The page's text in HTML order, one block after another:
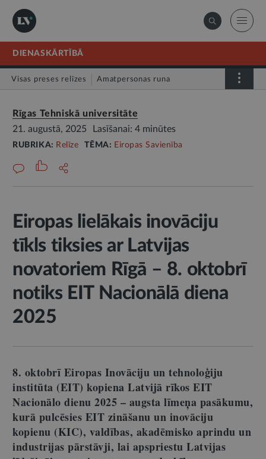
DIENASKĀRTĪBĀ
Visas preses relīzes Amatpersonas runa
Rīgas Tehniskā universitāte
21. augustā, 2025
Lasīšanai: 4 minūtes
RUBRIKA: Relīze TĒMA: Eiropas Savienība
Eiropas lielākais inovāciju
tīkls tiksies ar Latvijas
novatoriem Rīgā – 8. oktobrī
notiks EIT Nacionālā diena
2025
8. oktobrī Eiropas Inovāciju un tehnoloģiju
institūta (EIT) kopiena Latvijā rīkos EIT
Nacionālo dienu 2025 – augsta līmeņa pasākumu,
kurā pulcēsies EIT zināšanu un inovāciju
kopienu (KIC), valdības, akadēmisko aprindu un
industrijas pārstāvji, lai apspriestu Latvijas